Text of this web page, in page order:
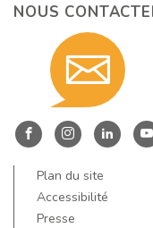
NOUS
Entre
Allier
Entre
Allier
Entre
Plan du site
Accessibilité
Presse